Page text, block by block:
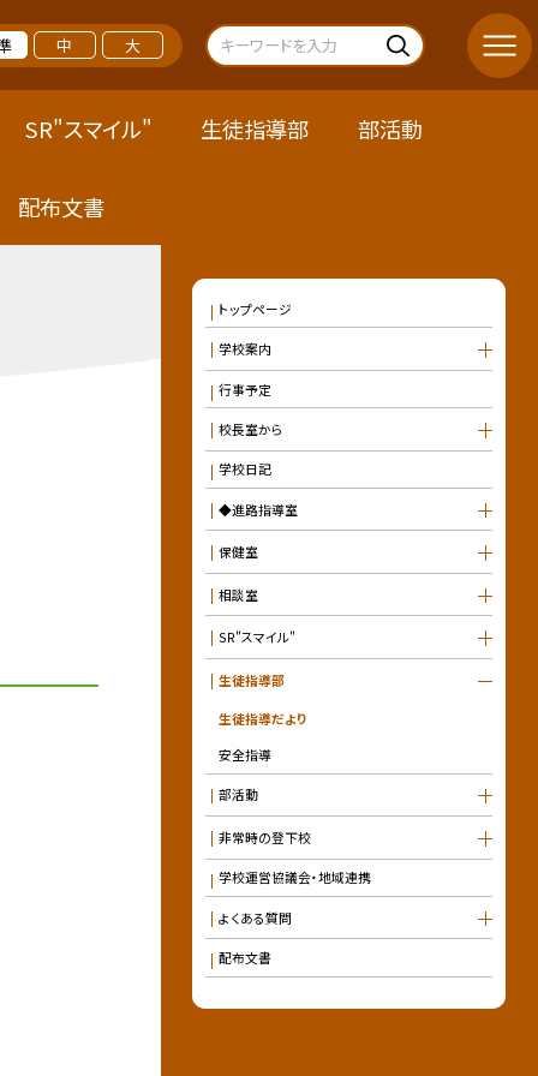
中 大
SR"スマイル" 生徒指導部 部活動
配布文書
トップページ
学校案内
行事予定
校長室から
学校日記
◆進路指導室
保健室
相談室
SR"スマイル"
生徒指導部
生徒指導だより
安全指導
部活動
非常時の登下校
学校運営協議会・地域連携
よくある質問
配布文書